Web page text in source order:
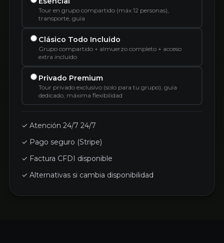
Tour en grupo compartido (máx 12 personas),
transporte, guía
Clásico Todo Incluido
Grupo compartido + almuerzo completo + acceso
extra incluido
Privado Premium
Tour privado exclusivo (solo para tu grupo), guía
dedicado, máxima flexibilidad
✓ Atención 24/7 24/7
✓ Pago seguro (Stripe)
✓ Factura CFDI disponible
✓ Alternativas si cambia disponibilidad